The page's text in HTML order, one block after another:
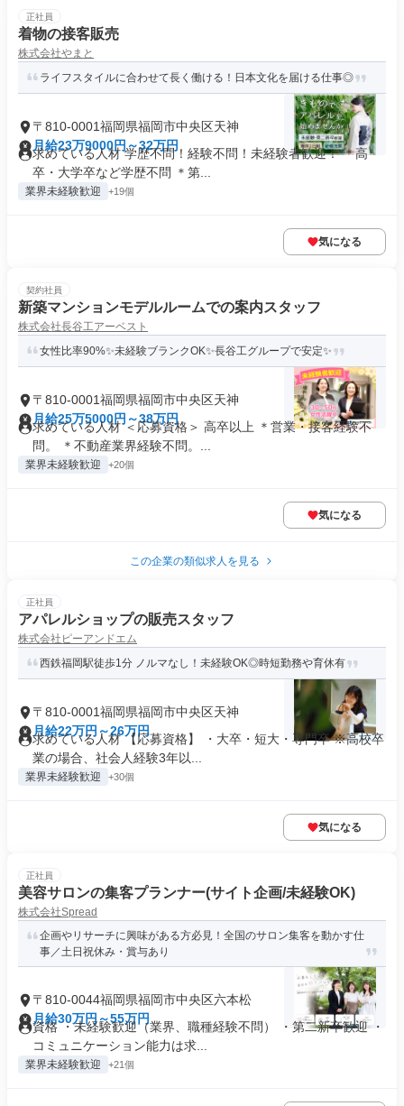
正社員
着物の接客販売
株式会社やまと
ライフスタイルに合わせて長く働ける！日本文化を届ける仕事◎
〒810-0001福岡県福岡市中央区天神
月給23万9000円～32万円
求めている人材 学歴不問！経験不問！未経験者歓迎！ ＊高
卒・大学卒など学歴不問 ＊第...
業界未経験歓迎 +19個
気になる
契約社員
新築マンションモデルルームでの案内スタッフ
株式会社長谷工アーベスト
女性比率90%✨未経験ブランクOK✨長谷工グループで安定✨
〒810-0001福岡県福岡市中央区天神
月給25万5000円～38万円
求めている人材 ＜応募資格＞ 高卒以上 ＊営業・接客経験不
問。 ＊不動産業界経験不問。...
業界未経験歓迎 +20個
気になる
この企業の類似求人を見る
正社員
アパレルショップの販売スタッフ
株式会社ピーアンドエム
西鉄福岡駅徒歩1分 ノルマなし！未経験OK◎時短勤務や育休有
〒810-0001福岡県福岡市中央区天神
月給22万円～26万円
求めている人材 【応募資格】 ・大卒・短大・専門卒 ※高校卒
業の場合、社会人経験3年以...
業界未経験歓迎 +30個
気になる
正社員
美容サロンの集客プランナー(サイト企画/未経験OK)
株式会社Spread
企画やリサーチに興味がある方必見！全国のサロン集客を動かす仕
事／土日祝休み・賞与あり
〒810-0044福岡県福岡市中央区六本松
月給30万円～55万円
資格 ・未経験歓迎（業界、職種経験不問） ・第二新卒歓迎 ・
コミュニケーション能力は求...
業界未経験歓迎 +21個